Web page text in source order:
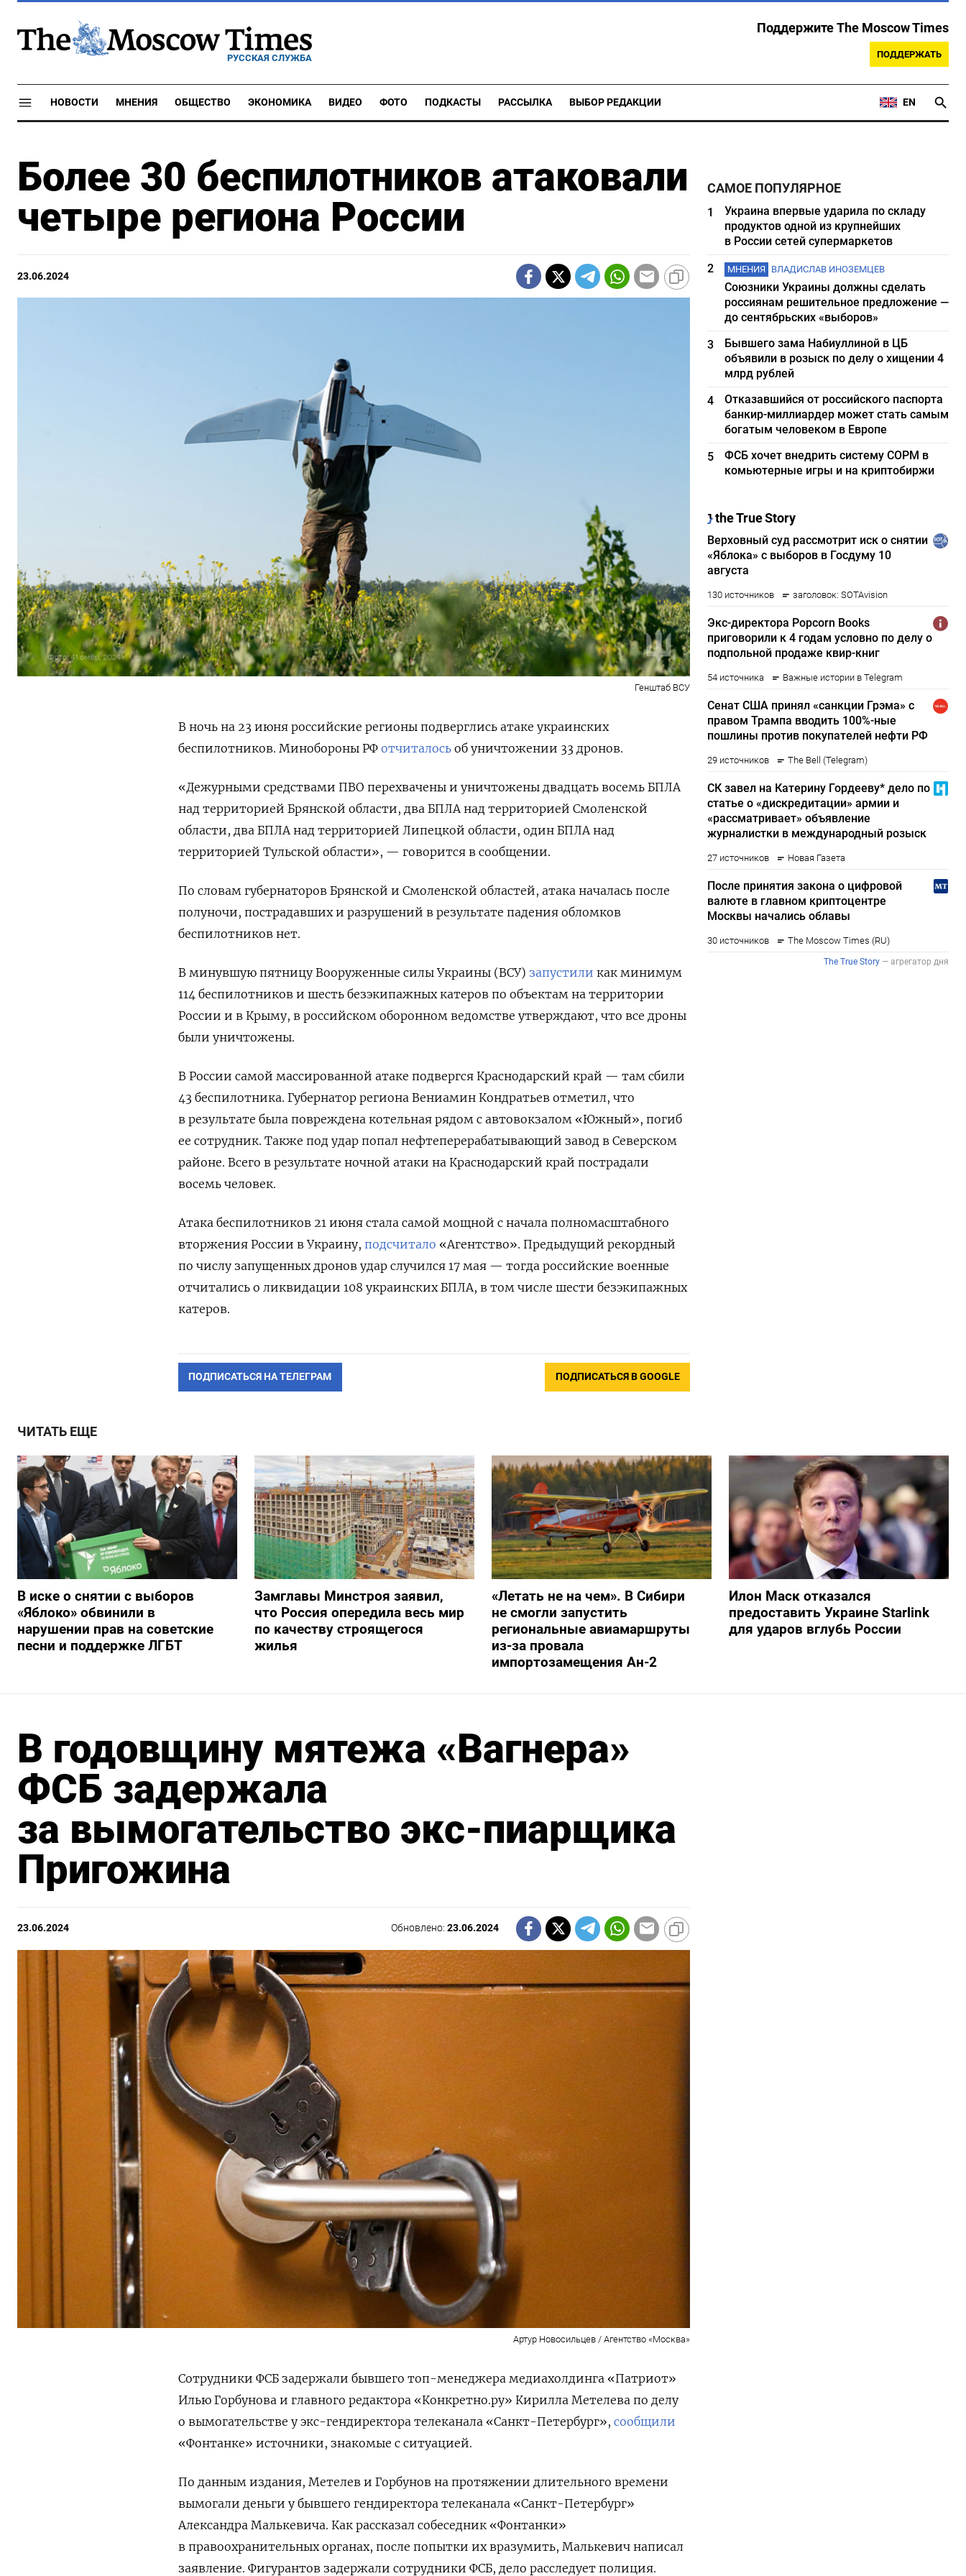
РУССКАЯ СЛУЖБА
Поддержите The Moscow Times
ПОДДЕРЖАТЬ
НОВОСТИ МНЕНИЯ ОБЩЕСТВО ЭКОНОМИКА ВИДЕО ФОТО ПОДКАСТЫ РАССЫЛКА ВЫБОР РЕДАКЦИИ EN
Более 30 беспилотников атаковали
четыре региона России
23.06.2024
Генштаб ВСУ
В ночь на 23 июня российские регионы подверглись атаке украинских
беспилотников. Минобороны РФ отчиталось об уничтожении 33 дронов.
«Дежурными средствами ПВО перехвачены и уничтожены двадцать восемь БПЛА
над территорией Брянской области, два БПЛА над территорией Смоленской
области, два БПЛА над территорией Липецкой области, один БПЛА над
территорией Тульской области», — говорится в сообщении.
По словам губернаторов Брянской и Смоленской областей, атака началась после
полуночи, пострадавших и разрушений в результате падения обломков
беспилотников нет.
В минувшую пятницу Вооруженные силы Украины (ВСУ) запустили как минимум
114 беспилотников и шесть безэкипажных катеров по объектам на территории
России и в Крыму, в российском оборонном ведомстве утверждают, что все дроны
были уничтожены.
В России самой массированной атаке подвергся Краснодарский край — там сбили
43 беспилотника. Губернатор региона Вениамин Кондратьев отметил, что
в результате была повреждена котельная рядом с автовокзалом «Южный», погиб
ее сотрудник. Также под удар попал нефтеперерабатывающий завод в Северском
районе. Всего в результате ночной атаки на Краснодарский край пострадали
восемь человек.
Атака беспилотников 21 июня стала самой мощной с начала полномасштабного
вторжения России в Украину, подсчитало «Агентство». Предыдущий рекордный
по числу запущенных дронов удар случился 17 мая — тогда российские военные
отчитались о ликвидации 108 украинских БПЛА, в том числе шести безэкипажных
катеров.
ПОДПИСАТЬСЯ НА ТЕЛЕГРАМ ПОДПИСАТЬСЯ В GOOGLE
САМОЕ ПОПУЛЯРНОЕ
1
Украина впервые ударила по складу
продуктов одной из крупнейших
в России сетей супермаркетов
2
МНЕНИЯ ВЛАДИСЛАВ ИНОЗЕМЦЕВ
Союзники Украины должны сделать
россиянам решительное предложение —
до сентябрьских «выборов»
3
Бывшего зама Набиуллиной в ЦБ
объявили в розыск по делу о хищении 4
млрд рублей
4
Отказавшийся от российского паспорта
банкир-миллиардер может стать самым
богатым человеком в Европе
5
ФСБ хочет внедрить систему СОРМ в
комьютерные игры и на криптобиржи
ЧИТАТЬ ЕЩЕ
В иске о снятии с выборов
«Яблоко» обвинили в
нарушении прав на советские
песни и поддержке ЛГБТ
Замглавы Минстроя заявил,
что Россия опередила весь мир
по качеству строящегося
жилья
«Летать не на чем». В Сибири
не смогли запустить
региональные авиамаршруты
из-за провала
импортозамещения Ан-2
Илон Маск отказался
предоставить Украине Starlink
для ударов вглубь России
В годовщину мятежа «Вагнера»
ФСБ задержала
за вымогательство экс-пиарщика
Пригожина
23.06.2024 Обновлено:23.06.2024
Артур Новосильцев / Агентство «Москва»
Сотрудники ФСБ задержали бывшего топ-менеджера медиахолдинга «Патриот»
Илью Горбунова и главного редактора «Конкретно.ру» Кирилла Метелева по делу
о вымогательстве у экс-гендиректора телеканала «Санкт-Петербург», сообщили
«Фонтанке» источники, знакомые с ситуацией.
По данным издания, Метелев и Горбунов на протяжении длительного времени
вымогали деньги у бывшего гендиректора телеканала «Санкт-Петербург»
Александра Малькевича. Как рассказал собеседник «Фонтанки»
в правоохранительных органах, после попытки их вразумить, Малькевич написал
заявление. Фигурантов задержали сотрудники ФСБ, дело расследует полиция.